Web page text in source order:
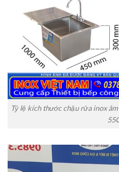
Tỷ lệ kích thước chậu rửa inox